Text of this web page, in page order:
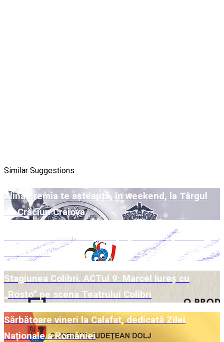
Similar Suggestions
Alina Eremia te așteaptă, în weekend, la Târgul
de Crăciun Craiova
Week-end Colibri cu povești pe scenă și la Târgul
de Crăciun
Stagiunea Colibri. ACTul 9: Marcel Iureș cu
„Rosto“ pe scena Teatrului Colibri
Sărbătoare vineri la Calafat, dedicată Zilei
Naționale a României